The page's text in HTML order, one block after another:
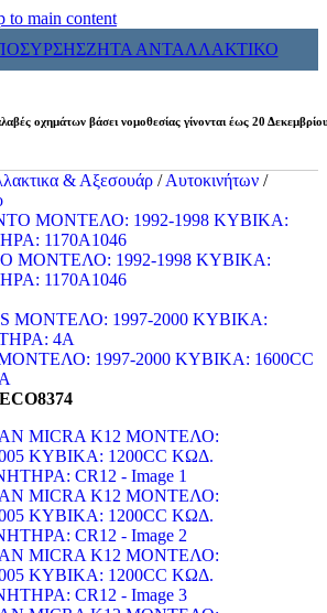
to main content
ΖΗΤΑ ΑΝΤΑΛΛΑΚΤΙΚΟ
οχημάτων βάσει νομοθεσίας γίνονται έως 20
& Αξεσουάρ / Αυτοκινήτων /
ΜΟΝΤΕΛΟ: 1992-1998 ΚΥΒΙΚΑ:
1170A1046
1997-2000 ΚΥΒΙΚΑ: 1600CC
ECO8374